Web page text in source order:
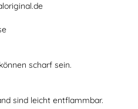
scharf sein.
sind leicht entflammbar.